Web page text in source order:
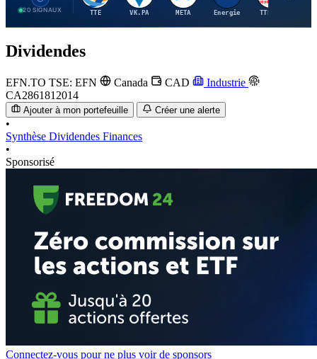
20 SIGNAUX TTE VK.PA META Energie TTE.PA
Dividendes
EFN.TO TSE: EFN Canada CAD
Industrie
CA2861812014
Ajouter à mon portefeuille Créer une alerte
•
Synthèse Dividendes Finances
•
Sponsorisé
Connectez-vous pour ne plus voir de sponsors